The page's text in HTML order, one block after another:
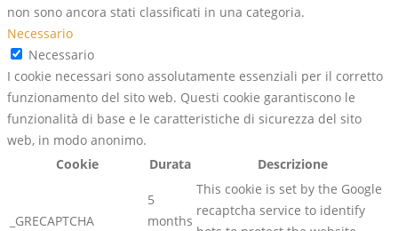
non sono ancora stati classificati in una categoria.
Necessario
Necessario
I cookie necessari sono assolutamente essenziali per il corretto
funzionamento del sito web. Questi cookie garantiscono le
funzionalità di base e le caratteristiche di sicurezza del sito
web, in modo anonimo.
Cookie
Durata Descrizione
_GRECAPTCHA
5
months
This cookie is set by the Google
recaptcha service to identify